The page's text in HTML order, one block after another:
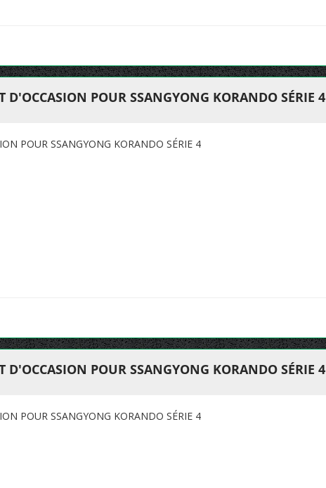
D'OCCASION POUR SSANGYONG KORANDO SÉRIE 4
POUR SSANGYONG KORANDO SÉRIE 4
D'OCCASION POUR SSANGYONG KORANDO SÉRIE 4
POUR SSANGYONG KORANDO SÉRIE 4